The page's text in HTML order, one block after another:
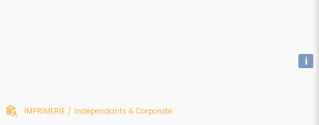
i
IMPRIMERIE / Indépendants & Corporate